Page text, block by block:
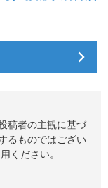
稿者の主観に基づ
るものではござい
ください。